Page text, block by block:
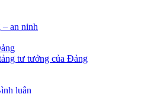
– an ninh
tư tưởng của Đảng
luận